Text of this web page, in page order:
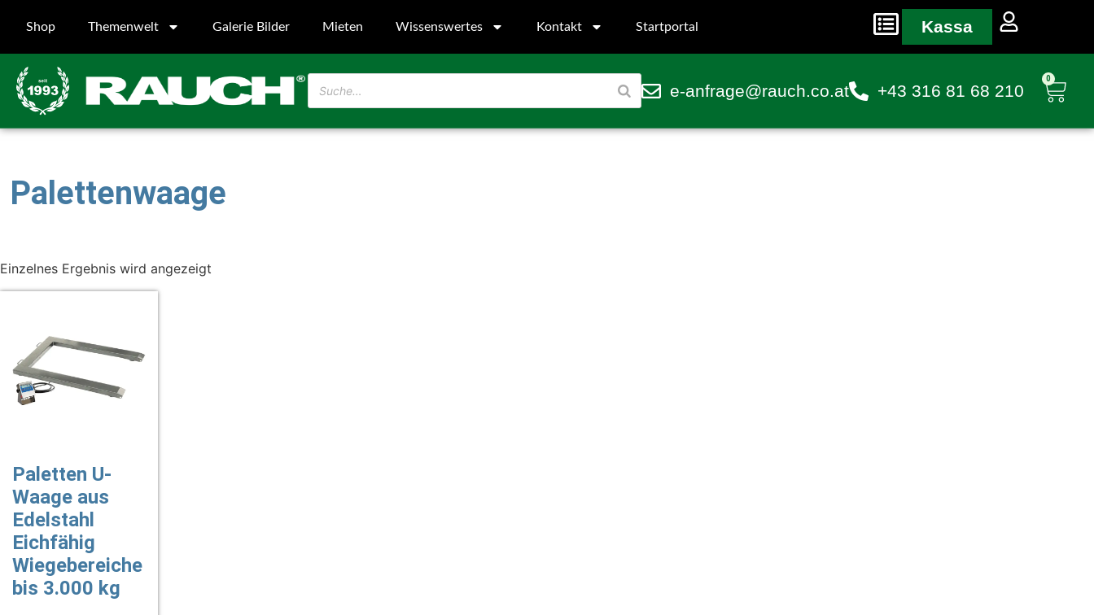
Shop Themenwelt Galerie Bilder Mieten Wissenswertes Kontakt Startportal Kassa
e-anfrage@rauch.co.at +43 316 81 68 210
0
Palettenwaage
Einzelnes Ergebnis wird angezeigt
Paletten U-
Waage aus
Edelstahl
Eichfähig
Wiegebereiche
bis 3.000 kg